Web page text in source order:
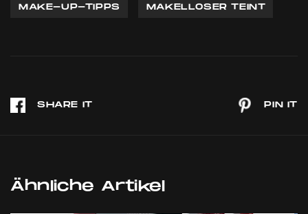
MAKE-UP-TIPPS MAKELLOSER TEINT
Ähnliche Artikel